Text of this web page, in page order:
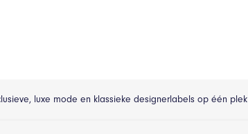
luxe mode en klassieke designerlabels op één plek